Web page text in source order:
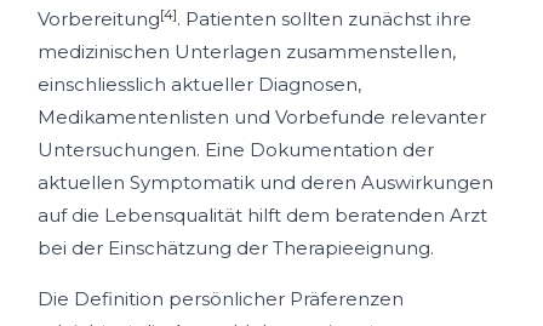
Vorbereitung[4]. Patienten sollten zunächst ihre
medizinischen Unterlagen zusammenstellen,
einschliesslich aktueller Diagnosen,
Medikamentenlisten und Vorbefunde relevanter
Untersuchungen. Eine Dokumentation der
aktuellen Symptomatik und deren Auswirkungen
auf die Lebensqualität hilft dem beratenden Arzt
bei der Einschätzung der Therapieeignung.
Die Definition persönlicher Präferenzen